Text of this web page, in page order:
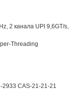
2 канала UPI 9,6GT/s,
Threading
2933 CAS-21-21-21